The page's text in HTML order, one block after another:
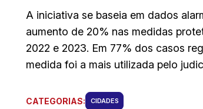
A iniciativa se baseia em dados
aumento de 20% nas medidas
2022 e 2023. Em 77% dos casos
medida foi a mais utilizada pelo
CATEGORIAS: CIDADES